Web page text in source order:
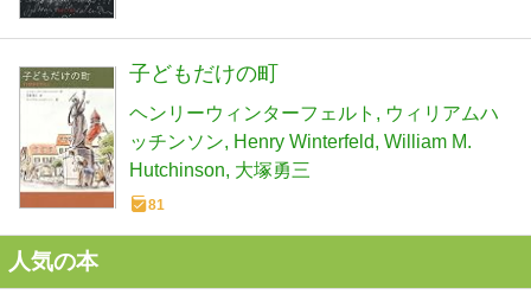
子どもだけの町
ヘンリーウィンターフェルト
ウィリアムハ
ッチンソン
Henry Winterfeld William M.
Hutchinson 大塚勇三
81
人気の本